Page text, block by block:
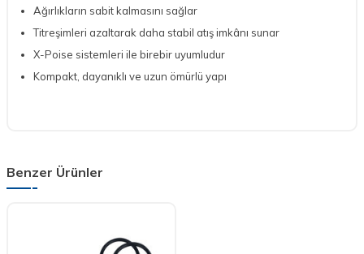
Ağırlıkların sabit kalmasını sağlar
Titreşimleri azaltarak daha stabil atış imkânı sunar
X-Poise sistemleri ile birebir uyumludur
Kompakt, dayanıklı ve uzun ömürlü yapı
Benzer Ürünler